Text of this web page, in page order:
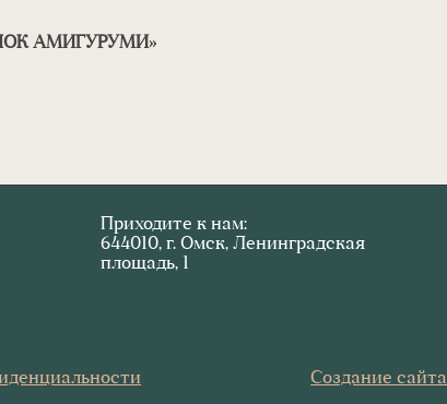
АМИГУРУМИ»
Приходите к нам:
644010, г. Омск, Ленинградская
площадь, 1
Создание сайта